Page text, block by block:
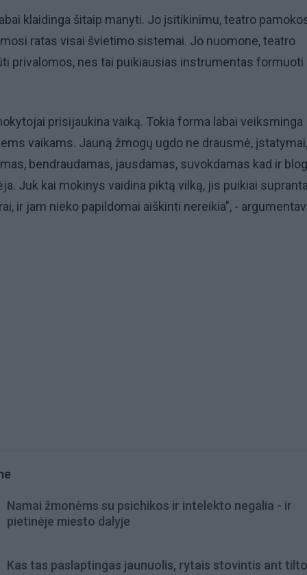
klaidinga šitaip manyti. Jo įsitikinimu, teatro
ratas visai švietimo sistemai. Jo nuomone, teatro
privalomos, nes tai puikiausias instrumentas formuoti
prisijaukina vaiką. Tokia forma labai veiksminga
vaikams. Jauną žmogų ugdo ne drausmė, įstatymai,
bendraudamas, jausdamas, suvokdamas kad ir
Juk kai mokinys vaidina piktą vilką, jis puikiai
ir jam nieko papildomai aiškinti nereikia", -
Namai žmonėms su psichikos ir intelekto negalia - ir
pietinėje miesto dalyje
Kas tas paslaptingas jaunuolis, rytais stovintis ant